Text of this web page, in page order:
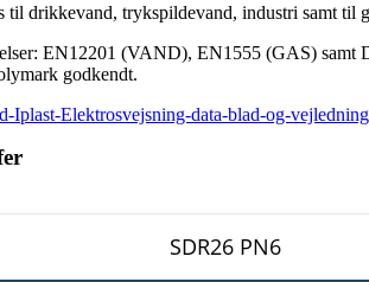
til drikkevand, trykspildevand, industri samt til
EN12201 (VAND), EN1555 (GAS) samt
godkendt.
Iplast-Elektrosvejsning-data-blad-og-vejledning
SDR26 PN6